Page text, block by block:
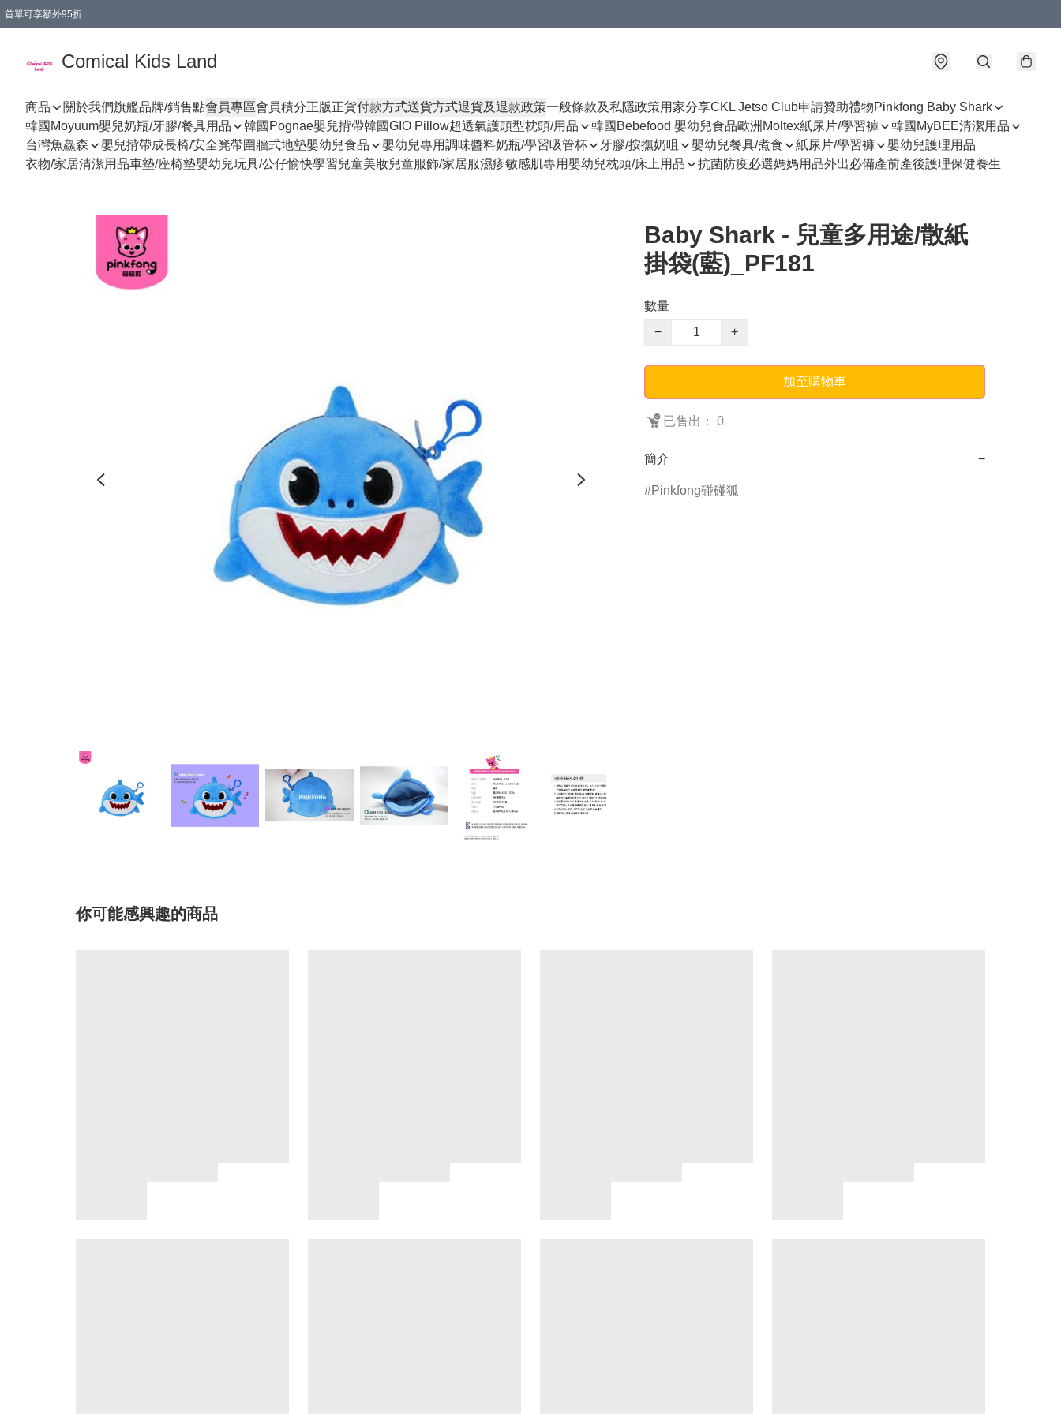
首單可享額外95折
Comical Kids Land
商品 關於我們旗艦品牌/銷售點會員專區會員積分正版正貨付款方式送貨方式退貨及退款政策一般條款及私隱政策用家分享CKL Jetso Club申請贊助禮物Pinkfong Baby Shark
韓國Moyuum嬰兒奶瓶/牙膠/餐具用品
韓國Pognae嬰兒揹帶韓國GIO Pillow超透氣護頭型枕頭/用品 韓國Bebefood 嬰幼兒食品歐洲Moltex紙尿片/學習褲
韓國MyBEE清潔用品
台灣魚鱻森
嬰兒揹帶成長椅/安全凳帶圍牆式地墊嬰幼兒食品 嬰幼兒專用調味醬料奶瓶/學習吸管杯 牙膠/按撫奶咀 嬰幼兒餐具/煮食 紙尿片/學習褲
嬰幼兒護理用品
衣物/家居清潔用品車墊/座椅墊嬰幼兒玩具/公仔愉快學習兒童美妝兒童服飾/家居服濕疹敏感肌專用嬰幼兒枕頭/床上用品 抗菌防疫必選媽媽用品外出必備產前產後護理保健養生
Baby Shark - 兒童多用途/散紙
掛袋(藍)_PF181
數量
−
+
加至購物車
已售出： 0
簡介 −
Pinkfong碰碰狐
你可能感興趣的商品